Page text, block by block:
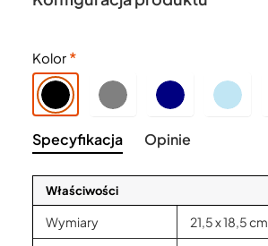
Kolor
Specyfikacja Opinie
Właściwości
Wymiary 21,5 x 18,5 cm